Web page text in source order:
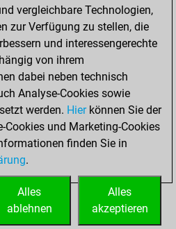
vergleichbare Technologien,
zur Verfügung zu stellen, die
und interessengerechte
von ihrem
dabei neben technisch
Analyse-Cookies sowie
werden. Hierkönnen Sie der
Cookies und Marketing-Cookies
finden Sie in
.
Alles
akzeptieren
Alles
ablehnen